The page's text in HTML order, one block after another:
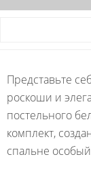
Представьте
роскоши и
постельного
комплект,
спальне